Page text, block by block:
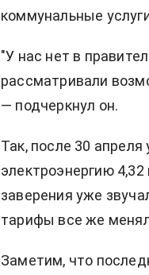
коммунальные
"У нас нет в
рассматривали
— подчеркнул он.
Так, после 30
электроэнергию
заверения уже
тарифы все же
Заметим, что